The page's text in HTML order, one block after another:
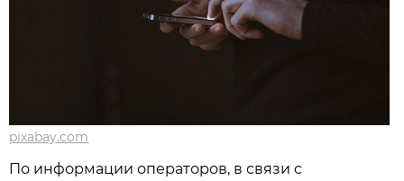
pixabay.com
По информации операторов, в связи с